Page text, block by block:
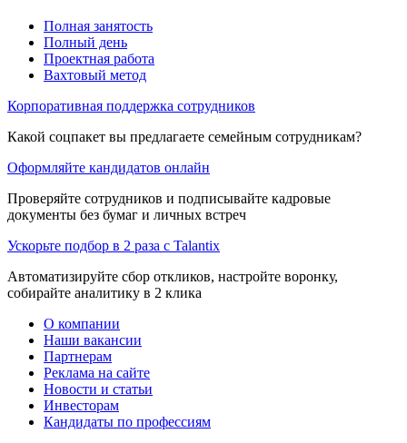
Полная занятость
Полный день
Проектная работа
Вахтовый метод
Корпоративная поддержка сотрудников
Какой соцпакет вы предлагаете семейным сотрудникам?
Оформляйте кандидатов онлайн
Проверяйте сотрудников и подписывайте кадровые
документы без бумаг и личных встреч
Ускорьте подбор в 2 раза с Talantix
Автоматизируйте сбор откликов, настройте воронку,
собирайте аналитику в 2 клика
О компании
Наши вакансии
Партнерам
Реклама на сайте
Новости и статьи
Инвесторам
Кандидаты по профессиям